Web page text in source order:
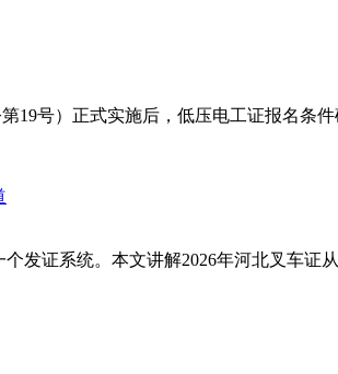
19号）正式实施后，低压电工证报名
发证系统。本文讲解2026年河北叉车证